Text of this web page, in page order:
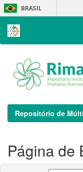
Skip
navigation
BRASIL
Repositório de
Página de